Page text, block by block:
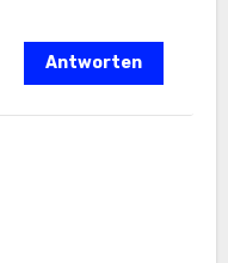
Antworten